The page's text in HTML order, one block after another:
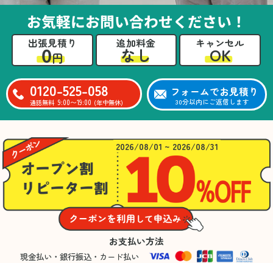
お気軽にお問い合わせください！
出張見積り
0円
追加料金
なし
キャンセル
OK
0120-525-058
通話無料 9:00〜19:00 (年中無休)
フォームでお見積り
30分以内にご返信します
2026/08/01 ~ 2026/08/31
お支払い方法
現金払い・銀行振込・カード払い